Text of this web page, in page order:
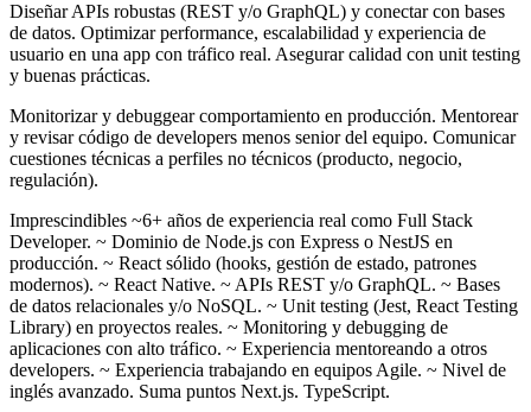
Diseñar APIs robustas (REST y/o GraphQL) y conectar con bases
de datos. Optimizar performance, escalabilidad y experiencia de
usuario en una app con tráfico real. Asegurar calidad con unit testing
y buenas prácticas.
Monitorizar y debuggear comportamiento en producción. Mentorear
y revisar código de developers menos senior del equipo. Comunicar
cuestiones técnicas a perfiles no técnicos (producto, negocio,
regulación).
Imprescindibles ~6+ años de experiencia real como Full Stack
Developer. ~ Dominio de Node.js con Express o NestJS en
producción. ~ React sólido (hooks, gestión de estado, patrones
modernos). ~ React Native. ~ APIs REST y/o GraphQL. ~ Bases
de datos relacionales y/o NoSQL. ~ Unit testing (Jest, React Testing
Library) en proyectos reales. ~ Monitoring y debugging de
aplicaciones con alto tráfico. ~ Experiencia mentoreando a otros
developers. ~ Experiencia trabajando en equipos Agile. ~ Nivel de
inglés avanzado. Suma puntos Next.js. TypeScript.